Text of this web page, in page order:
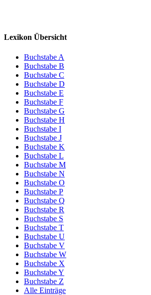
Lexikon Übersicht
Buchstabe A
Buchstabe B
Buchstabe C
Buchstabe D
Buchstabe E
Buchstabe F
Buchstabe G
Buchstabe H
Buchstabe I
Buchstabe J
Buchstabe K
Buchstabe L
Buchstabe M
Buchstabe N
Buchstabe O
Buchstabe P
Buchstabe Q
Buchstabe R
Buchstabe S
Buchstabe T
Buchstabe U
Buchstabe V
Buchstabe W
Buchstabe X
Buchstabe Y
Buchstabe Z
Alle Einträge